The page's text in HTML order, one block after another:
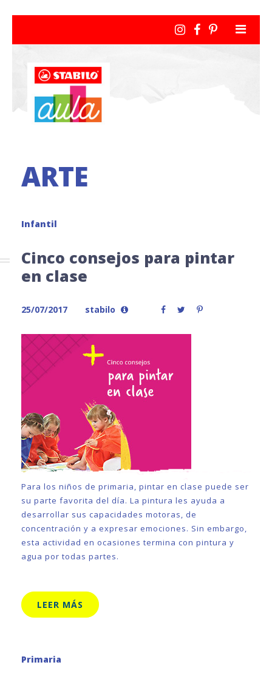
ARTE
Infantil
Cinco consejos para pintar
en clase
25/07/2017 stabilo
Para los niños de primaria, pintar en clase puede ser
su parte favorita del día. La pintura les ayuda a
desarrollar sus capacidades motoras, de
concentración y a expresar emociones. Sin embargo,
esta actividad en ocasiones termina con pintura y
agua por todas partes.
LEER MÁS
Primaria